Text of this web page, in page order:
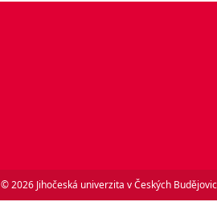
© 2026 Jihočeská univerzita v Českých